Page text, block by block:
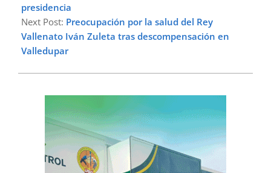
presidencia
Next Post: Preocupación por la salud del Rey
Vallenato Iván Zuleta tras descompensación en
Valledupar